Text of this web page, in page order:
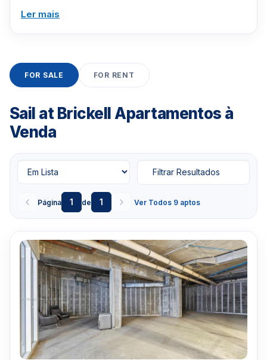
Para Vendas ligar no telefone no Brasil SP 11-
3957-0613
Ler mais
FOR SALE FOR RENT
Sail at Brickell Apartamentos à
Venda
Página 1 de 1 Ver Todos 9 aptos
Filtrar Resultados